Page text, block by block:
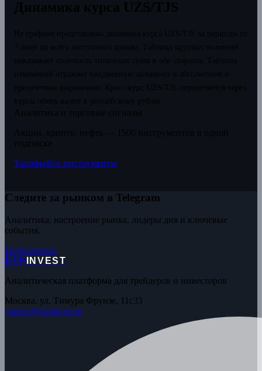
ТарифыВсе инструменты
Следите за рынком в Telegram
Аналитика, настроение рынка, лидеры дня и ключевые
события.
Подписаться
ETP
INVEST
Аналитическая платформа для трейдеров и инвесторов
Москва, ул. Тимура Фрунзе, 11с33
contact@etpinvest.ru